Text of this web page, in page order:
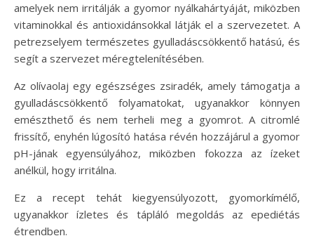
amelyek nem irritálják a gyomor nyálkahártyáját, miközben
vitaminokkal és antioxidánsokkal látják el a szervezetet. A
petrezselyem természetes gyulladáscsökkentő hatású, és
segít a szervezet méregtelenítésében.
Az olívaolaj egy egészséges zsiradék, amely támogatja a
gyulladáscsökkentő folyamatokat, ugyanakkor könnyen
emészthető és nem terheli meg a gyomrot. A citromlé
frissítő, enyhén lúgosító hatása révén hozzájárul a gyomor
pH-jának egyensúlyához, miközben fokozza az ízeket
anélkül, hogy irritálna.
Ez a recept tehát kiegyensúlyozott, gyomorkímélő,
ugyanakkor ízletes és tápláló megoldás az epediétás
étrendben.